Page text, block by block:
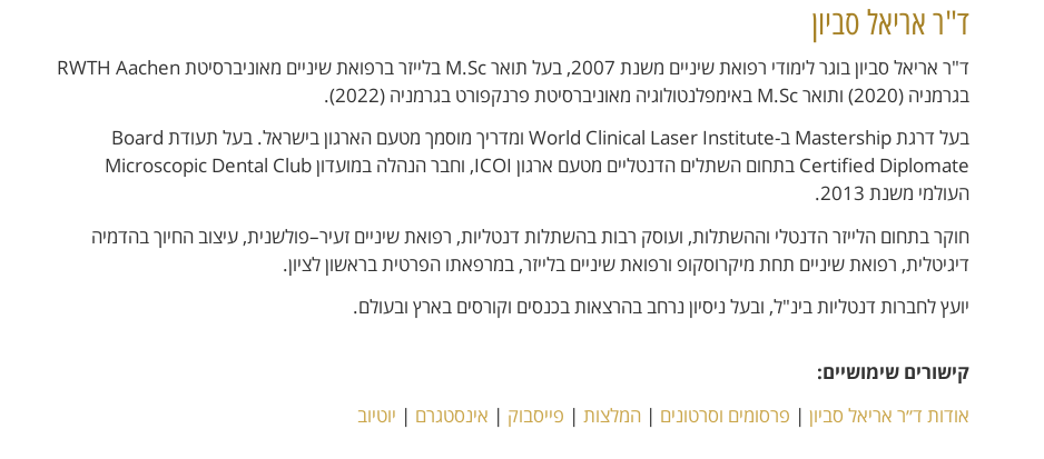
ד"ר אריאל סביון
ד"ר אריאל סביון בוגר לימודי רפואת שיניים משנת 2007, בעל תואר M.Sc בלייזר ברפואת שיניים מאוניברסיטת RWTH Aachen
בגרמניה (2020) ותואר M.Sc באימפלנטולוגיה מאוניברסיטת פרנקפורט בגרמניה (2022).
בעל דרגת Mastership ב-World Clinical Laser Institute ומדריך מוסמך מטעם הארגון בישראל. בעל תעודת Board
Certified Diplomate בתחום השתלים הדנטליים מטעם ארגון ICOI, וחבר הנהלה במועדון Microscopic Dental Club
העולמי משנת 2013.
חוקר בתחום הלייזר הדנטלי וההשתלות, ועוסק רבות בהשתלות דנטליות, רפואת שיניים זעיר–פולשנית, עיצוב החיוך בהדמיה
דיגיטלית, רפואת שיניים תחת מיקרוסקופ ורפואת שיניים בלייזר, במרפאתו הפרטית בראשון לציון.
יועץ לחברות דנטליות בינ"ל, ובעל ניסיון נרחב בהרצאות בכנסים וקורסים בארץ ובעולם.
קישורים שימושיים:
אודות ד״ר אריאל סביון | פרסומים וסרטונים | המלצות | פייסבוק | אינסטגרם | יוטיוב